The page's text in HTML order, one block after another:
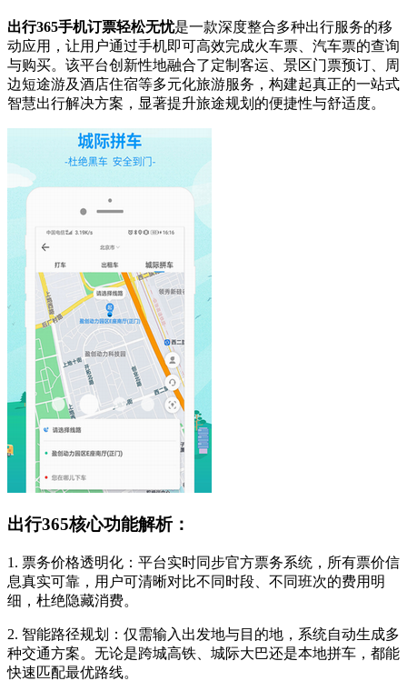
出行365手机订票轻松无忧是一款深度整合多种出行服务的移
动应用，让用户通过手机即可高效完成火车票、汽车票的查询
与购买。该平台创新性地融合了定制客运、景区门票预订、周
边短途游及酒店住宿等多元化旅游服务，构建起真正的一站式
智慧出行解决方案，显著提升旅途规划的便捷性与舒适度。
出行365核心功能解析：
1. 票务价格透明化：平台实时同步官方票务系统，所有票价信
息真实可靠，用户可清晰对比不同时段、不同班次的费用明
细，杜绝隐藏消费。
2. 智能路径规划：仅需输入出发地与目的地，系统自动生成多
种交通方案。无论是跨城高铁、城际大巴还是本地拼车，都能
快速匹配最优路线。